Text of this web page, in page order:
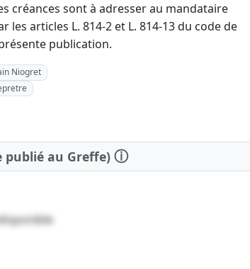
créances sont à adresser au mandataire
articles L. 814-2 et L. 814-13 du code de
publication.
Niogret
publié au Greffe) ⓘ